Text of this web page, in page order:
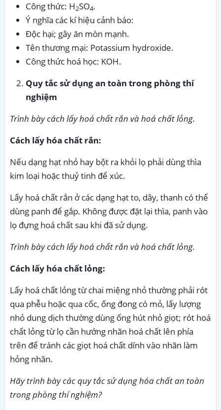
Công thức: H2SO4.
Ý nghĩa các kí hiệu cảnh báo:
Độc hại; gây ăn mòn mạnh.
Tên thương mại: Potassium hydroxide.
Công thức hoá học: KOH.
Quy tắc sử dụng an toàn trong phòng thí
nghiệm
Trình bày cách lấy hoá chất rắn và hoá chất lỏng.
Cách lấy hóa chất rắn:
Nếu dạng hạt nhỏ hay bột ra khỏi lọ phải dùng thìa
kim loại hoặc thuỷ tinh để xúc.
Lấy hoá chất rắn ở các dạng hạt to, dây, thanh có thể
dùng panh để gắp. Không được đặt lại thìa, panh vào
lọ đựng hoá chất sau khi đã sử dụng.
Trình bày cách lấy hoá chất rắn và hoá chất lỏng.
Cách lấy hóa chất lỏng:
Lấy hoá chất lỏng từ chai miệng nhỏ thường phải rót
qua phễu hoặc qua cốc, ống đong có mỏ, lấy lượng
nhỏ dung dịch thường dùng ống hút nhỏ giọt; rót hoá
chất lỏng từ lọ cần hướng nhãn hoá chất lên phía
trên để tránh các giọt hoá chất dính vào nhãn làm
hỏng nhãn.
Hãy trình bày các quy tắc sử dụng hóa chất an toàn
trong phòng thí nghiệm?